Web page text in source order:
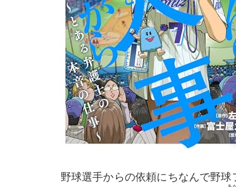
野球選手からの依頼にちなんで野